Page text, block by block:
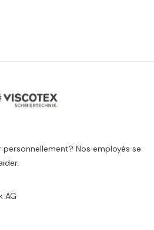
Nos employés se
AG